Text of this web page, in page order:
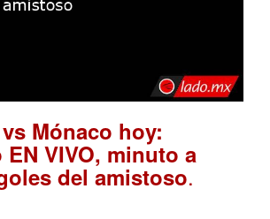
Mónaco hoy:
EN VIVO, minuto a
del amistoso.